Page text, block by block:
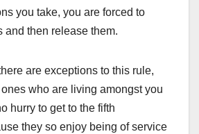
you take, you are forced to
and then release them.
are exceptions to this rule,
who are living amongst you
hurry to get to the fifth
they so enjoy being of service